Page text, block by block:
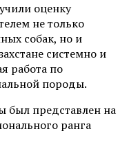
оценку
не только
собак, но и
системно и
работа по
породы.
был представлен на
ранга